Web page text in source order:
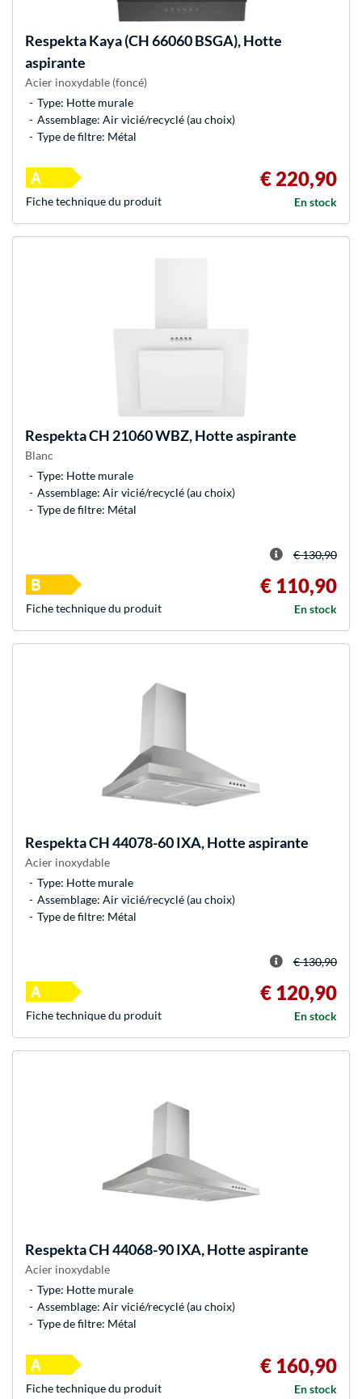
RespektaKaya (CH 66060 BSGA), Hotte
aspirante
Acier inoxydable (foncé)
Type: Hotte murale
Assemblage: Air vicié/recyclé (au choix)
Type de filtre: Métal
€ 220,90
En stock
Fiche technique du produit
RespektaCH 21060 WBZ, Hotte aspirante
Blanc
Type: Hotte murale
Assemblage: Air vicié/recyclé (au choix)
Type de filtre: Métal
€ 130,90
€ 110,90
En stock
Fiche technique du produit
RespektaCH 44078-60 IXA, Hotte aspirante
Acier inoxydable
Type: Hotte murale
Assemblage: Air vicié/recyclé (au choix)
Type de filtre: Métal
€ 130,90
€ 120,90
En stock
Fiche technique du produit
RespektaCH 44068-90 IXA, Hotte aspirante
Acier inoxydable
Type: Hotte murale
Assemblage: Air vicié/recyclé (au choix)
Type de filtre: Métal
€ 160,90
En stock
Fiche technique du produit